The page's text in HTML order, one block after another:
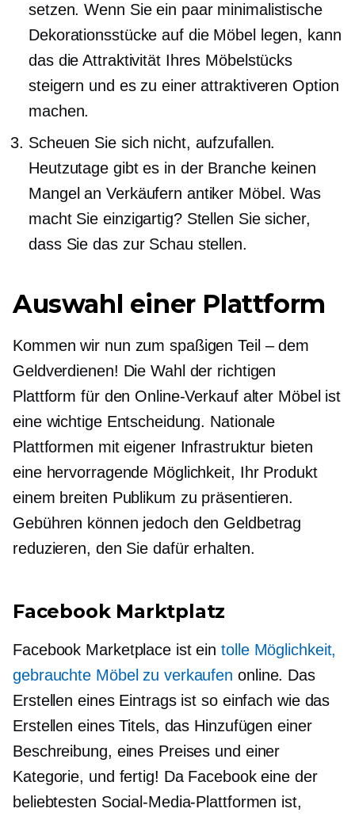
setzen. Wenn Sie ein paar minimalistische
Dekorationsstücke auf die Möbel legen, kann
das die Attraktivität Ihres Möbelstücks
steigern und es zu einer attraktiveren Option
machen.
Scheuen Sie sich nicht, aufzufallen.
Heutzutage gibt es in der Branche keinen
Mangel an Verkäufern antiker Möbel. Was
macht Sie einzigartig? Stellen Sie sicher,
dass Sie das zur Schau stellen.
Auswahl einer Plattform
Kommen wir nun zum spaßigen Teil – dem
Geldverdienen! Die Wahl der richtigen
Plattform für den Online-Verkauf alter Möbel ist
eine wichtige Entscheidung. Nationale
Plattformen mit eigener Infrastruktur bieten
eine hervorragende Möglichkeit, Ihr Produkt
einem breiten Publikum zu präsentieren.
Gebühren können jedoch den Geldbetrag
reduzieren, den Sie dafür erhalten.
Facebook Marktplatz
Facebook Marketplace ist eintolle Möglichkeit,
gebrauchte Möbel zu verkaufen online. Das
Erstellen eines Eintrags ist so einfach wie das
Erstellen eines Titels, das Hinzufügen einer
Beschreibung, eines Preises und einer
Kategorie, und fertig! Da Facebook eine der
beliebtesten Social-Media-Plattformen ist,